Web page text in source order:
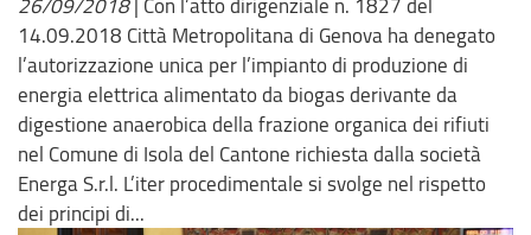
26/09/2018| Con l’atto dirigenziale n. 1827 del
14.09.2018 Città Metropolitana di Genova ha denegato
l’autorizzazione unica per l’impianto di produzione di
energia elettrica alimentato da biogas derivante da
digestione anaerobica della frazione organica dei rifiuti
nel Comune di Isola del Cantone richiesta dalla società
Energa S.r.l. L’iter procedimentale si svolge nel rispetto
dei principi di...